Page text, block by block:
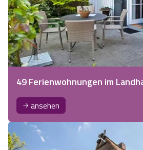
49 Ferienwohnungen im
ansehen